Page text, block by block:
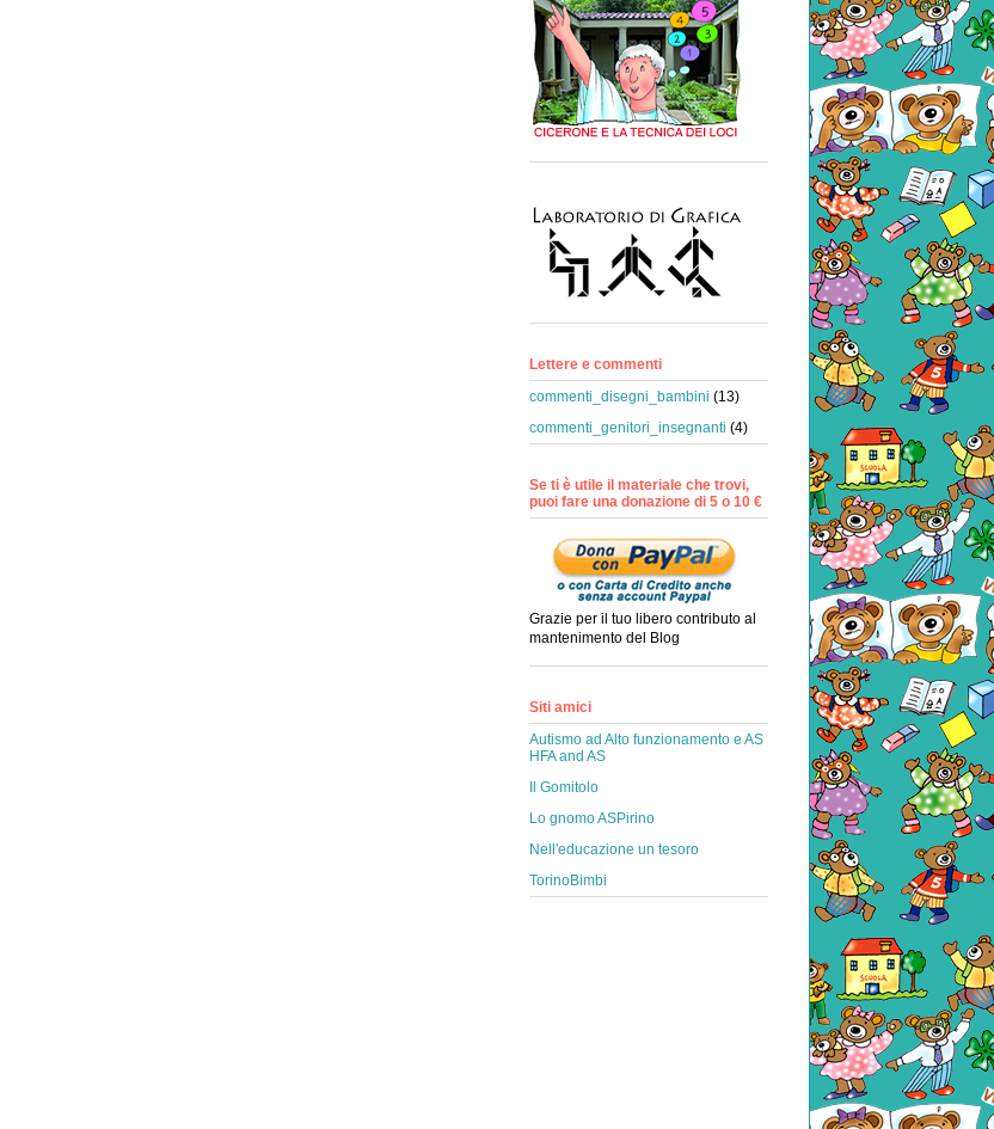
Lettere e commenti
commenti_disegni_bambini (13)
commenti_genitori_insegnanti (4)
Se ti è utile il materiale che trovi,
puoi fare una donazione di 5 o 10 €
Grazie per il tuo libero contributo al
mantenimento del Blog
Siti amici
Autismo ad Alto funzionamento e AS
HFA and AS
Il Gomitolo
Lo gnomo ASPirino
Nell'educazione un tesoro
TorinoBimbi